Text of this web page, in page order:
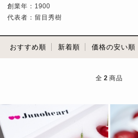
創業年：1900
代表者：留目秀樹
おすすめ順 新着順 価格の安い順
全 2 商品